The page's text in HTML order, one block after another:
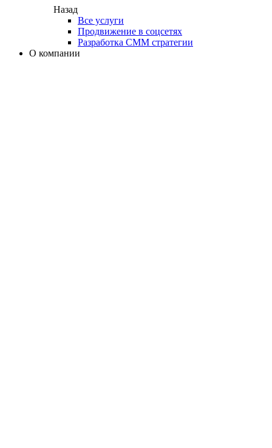
Назад
Все услуги
Продвижение в соцсетях
Разработка СММ стратегии
О компании